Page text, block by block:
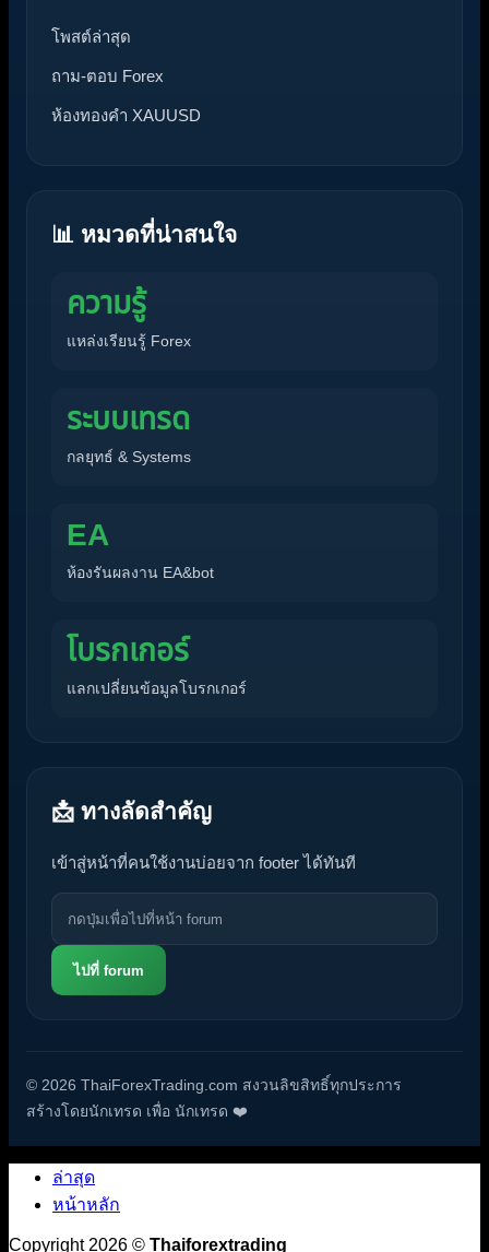
โพสต์ล่าสุด
ถาม-ตอบ Forex
ห้องทองคำ XAUUSD
📊 หมวดที่น่าสนใจ
ความรู้
แหล่งเรียนรู้ Forex
ระบบเทรด
กลยุทธ์ & Systems
EA
ห้องรันผลงาน EA&bot
โบรกเกอร์
แลกเปลี่ยนข้อมูลโบรกเกอร์
📩 ทางลัดสำคัญ
เข้าสู่หน้าที่คนใช้งานบ่อยจาก footer ได้ทันที
ไปที่ forum
© 2026 ThaiForexTrading.com สงวนลิขสิทธิ์ทุกประการ
สร้างโดยนักเทรด เพื่อ นักเทรด ❤️
ล่าสุด
หน้าหลัก
Copyright 2026 © Thaiforextrading